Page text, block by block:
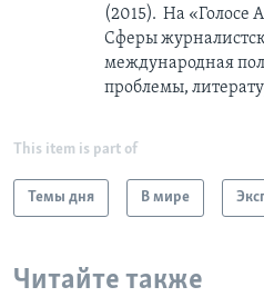
(2015). На «Голосе
Сферы
международная
проблемы,
This item is part of
Темы дня В мире
Читайте также